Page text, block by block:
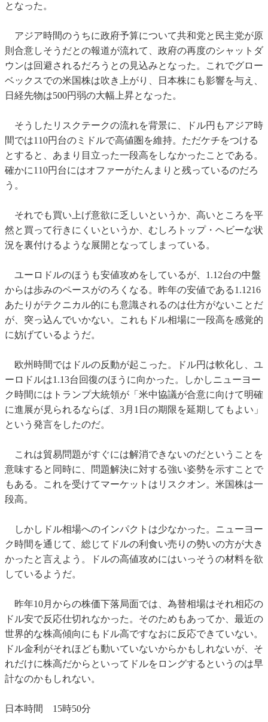
となった。
アジア時間のうちに政府予算について共和党と民主党が原
則合意しそうだとの報道が流れて、政府の再度のシャットダ
ウンは回避されるだろうとの見込みとなった。これでグロー
ベックスでの米国株は吹き上がり、日本株にも影響を与え、
日経先物は500円弱の大幅上昇となった。
そうしたリスクテークの流れを背景に、ドル円もアジア時
間では110円台のミドルで高値圏を維持。ただケチをつける
とすると、あまり目立った一段高をしなかったことである。
確かに110円台にはオファーがたんまりと残っているのだろ
う。
それでも買い上げ意欲に乏しいというか、高いところを平
然と買って行きにくいというか、むしろトップ・ヘビーな状
況を裏付けるような展開となってしまっている。
ユーロドルのほうも安値攻めをしているが、1.12台の中盤
からは歩みのペースがのろくなる。昨年の安値である1.1216
あたりがテクニカル的にも意識されるのは仕方がないことだ
が、突っ込んでいかない。これもドル相場に一段高を感覚的
に妨げているようだ。
欧州時間ではドルの反動が起こった。ドル円は軟化し、ユ
ーロドルは1.13台回復のほうに向かった。しかしニューヨー
ク時間にはトランプ大統領が「米中協議が合意に向けて明確
に進展が見られるならば、3月1日の期限を延期してもよい」
という発言をしたのだ。
これは貿易問題がすぐには解消できないのだということを
意味すると同時に、問題解決に対する強い姿勢を示すことで
もある。これを受けてマーケットはリスクオン。米国株は一
段高。
しかしドル相場へのインパクトは少なかった。ニューヨー
ク時間を通じて、総じてドルの利食い売りの勢いの方が大き
かったと言えよう。ドルの高値攻めにはいっそうの材料を欲
しているようだ。
昨年10月からの株価下落局面では、為替相場はそれ相応の
ドル安で反応仕切れなかった。そのためもあってか、最近の
世界的な株高傾向にもドル高ですなおに反応できていない。
ドル金利がそれほども動いていないからかもしれないが、そ
れだけに株高だからといってドルをロングするというのは早
計なのかもしれない。
日本時間 15時50分